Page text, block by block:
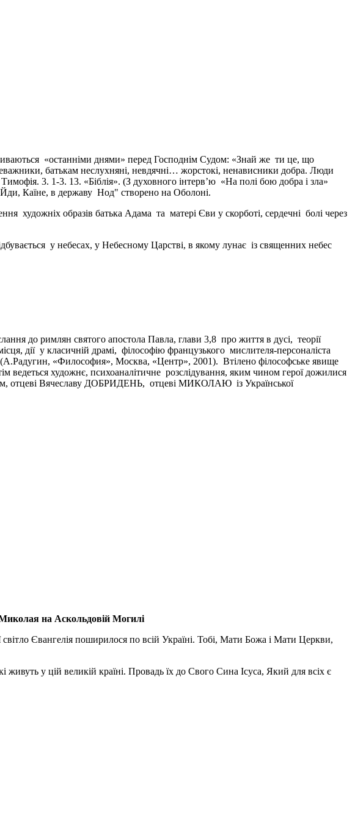
«останніми днями» перед Господнім Судом: «Знай же ти це, що
батькам неслухняні, невдячні… жорстокі, ненависники добра. Люди
3. 1-3. 13. «Біблія». (З духовного інтерв’ю «На полі бою добра і зла»
Каїне, в державу Нод" створено на Оболоні.
художніх образів батька Адама та матері Єви у скорботі, сердечні болі через
у небесах, у Небесному Царстві, в якому лунає із священних небес
до римлян святого апостола Павла, глави 3,8 про життя в дусі, теорії
дії у класичній драмі, філософію французького мислителя-персоналіста
«Философия», Москва, «Центр», 2001). Втілено філософське явище
художнє, психоаналітичне розслідування, яким чином герої дожилися
отцеві Вячеславу ДОБРИДЕНЬ, отцеві МИКОЛАЮ із Української
на Аскольдовій Могилі
Євангелія поширилося по всій Україні. Тобі, Мати Божа і Мати Церкви,
у цій великій країні. Провадь їх до Свого Сина Ісуса, Який для всіх є